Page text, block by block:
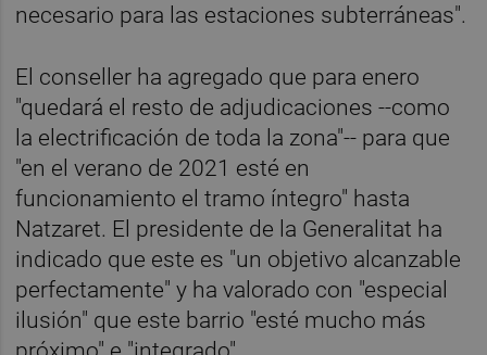
necesario para las estaciones subterráneas".
El conseller ha agregado que para enero
"quedará el resto de adjudicaciones --como
la electrificación de toda la zona"-- para que
"en el verano de 2021 esté en
funcionamiento el tramo íntegro" hasta
Natzaret. El presidente de la Generalitat ha
indicado que este es "un objetivo alcanzable
perfectamente" y ha valorado con "especial
ilusión" que este barrio "esté mucho más